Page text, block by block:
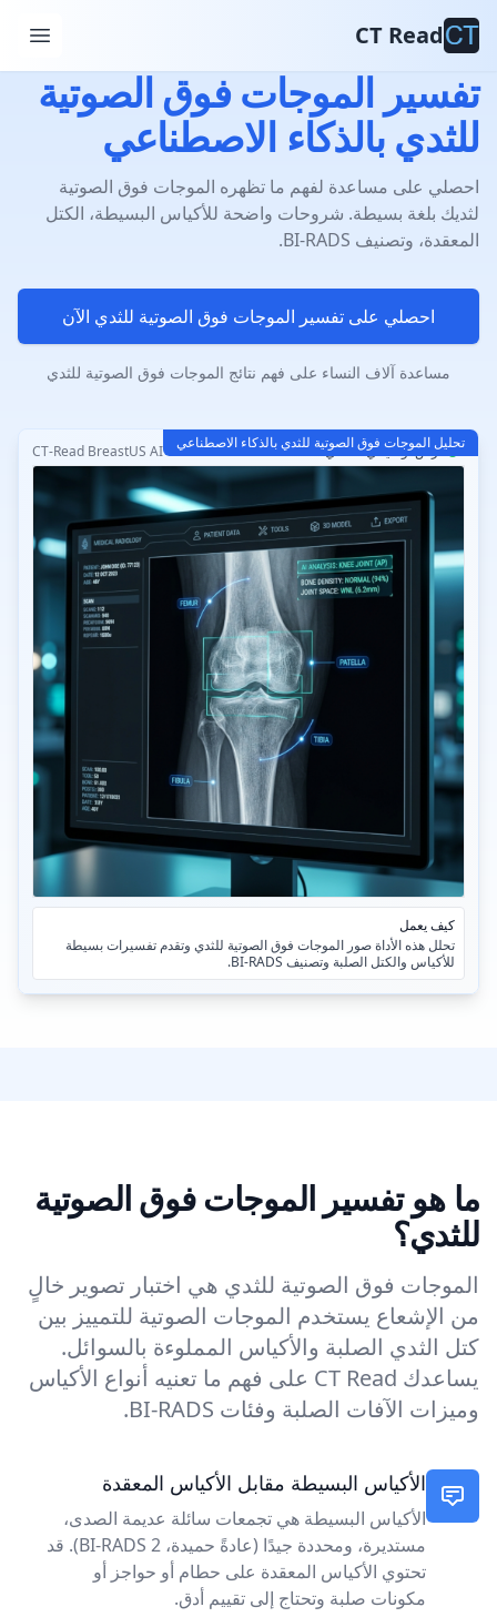
CT Read
تفسير الموجات فوق الصوتية
للثدي بالذكاء الاصطناعي
احصلي على مساعدة لفهم ما تظهره الموجات فوق الصوتية
لثديك بلغة بسيطة. شروحات واضحة للأكياس البسيطة، الكتل
المعقدة، وتصنيف BI-RADS.
احصلي على تفسير الموجات فوق الصوتية للثدي الآن
مساعدة آلاف النساء على فهم نتائج الموجات فوق الصوتية للثدي
تحليل الموجات فوق الصوتية للثدي بالذكاء الاصطناعي
عرض توضيحي تفاعلي CT-Read BreastUS AI v3.2
كيف يعمل
تحلل هذه الأداة صور الموجات فوق الصوتية للثدي وتقدم تفسيرات بسيطة
للأكياس والكتل الصلبة وتصنيف BI-RADS.
ما هو تفسير الموجات فوق الصوتية
للثدي؟
الموجات فوق الصوتية للثدي هي اختبار تصوير خالٍ
من الإشعاع يستخدم الموجات الصوتية للتمييز بين
كتل الثدي الصلبة والأكياس المملوءة بالسوائل.
يساعدك CT Read على فهم ما تعنيه أنواع الأكياس
وميزات الآفات الصلبة وفئات BI-RADS.
الأكياس البسيطة مقابل الأكياس المعقدة
الأكياس البسيطة هي تجمعات سائلة عديمة الصدى،
مستديرة، ومحددة جيدًا (عادةً حميدة، BI-RADS 2). قد
تحتوي الأكياس المعقدة على حطام أو حواجز أو
مكونات صلبة وتحتاج إلى تقييم أدق.